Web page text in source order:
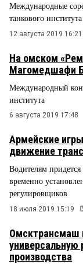
Международные
танкового института
12 августа 2019 16:21
На омском
Магомедшафи
Международный
института
6 августа 2019 17:48
Армейские
движение
Водителям придется
временно
регулировщиков
18 июля 2019 15:19
Омсктрансмаш
универсальную
производства